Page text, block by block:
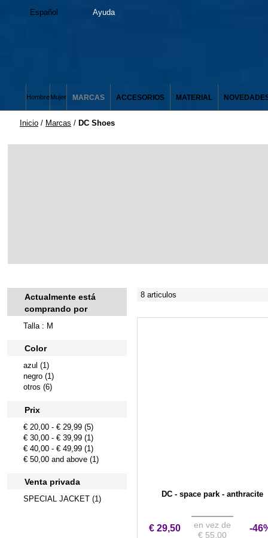
Español Ayuda
HombreMujer MARCAS ACCESORIOS MATERIAL
Inicio / Marcas / DC Shoes
Actualmente está
comprando por
Talla : M
Color
azul (1)
negro (1)
otros (6)
Prix
€ 20,00 -€ 29,99 (5)
€ 30,00 -€ 39,99 (1)
€ 40,00 -€ 49,99 (1)
€ 50,00 and above (1)
Venta privada
SPECIAL JACKET (1)
8 articulos
DC - space park - anthracite
€ 29,50
en vez de
€ 55,00
-